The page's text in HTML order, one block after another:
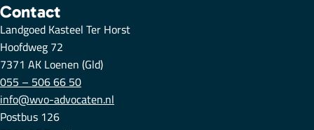
Contact
Landgoed Kasteel Ter Horst
Hoofdweg 72
7371 AK Loenen (Gld)
055 – 506 66 50
info@wvo-advocaten.nl
Postbus 126